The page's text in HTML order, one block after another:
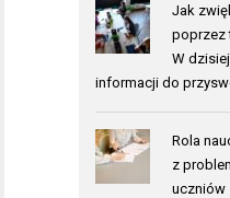
Jak
poprzez
W
informacji do
Rola
z
uczniów